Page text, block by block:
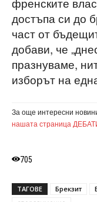
достъпа си до
част от
добави, че
празнуваме,
изборът на
За още интересни
нашата страница
705
ТАГОВЕ Брекзит